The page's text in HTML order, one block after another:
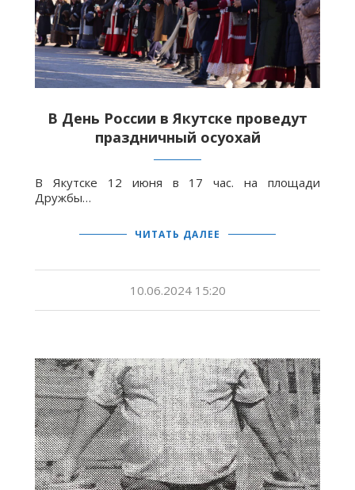
В День России в Якутске проведут
праздничный осуохай
В Якутске 12 июня в 17 час. на площади
Дружбы…
ЧИТАТЬ ДАЛЕЕ
10.06.2024 15:20